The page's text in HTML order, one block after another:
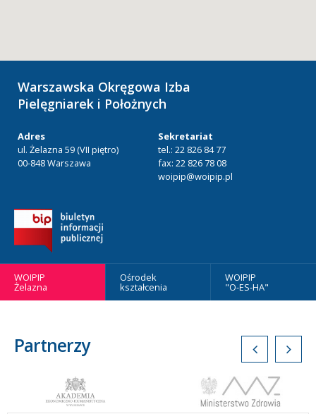
Warszawska Okręgowa Izba
Pielęgniarek i Położnych
Adres
ul. Żelazna 59 (VII piętro)
00-848 Warszawa
Sekretariat
tel.: 22 826 84 77
fax: 22 826 78 08
woipip@woipip.pl
WOIPIP
Żelazna
Ośrodek
kształcenia
WOIPIP
"O-ES-HA"
Partnerzy